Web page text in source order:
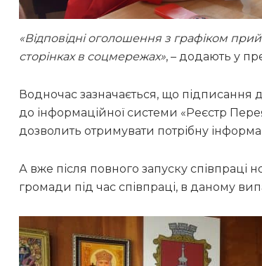
«Відповідні оголошення з графіком
сторінках в соцмережах», – додають у
Водночас зазначається, що
до інформаційної системи «Реєстр
дозволить отримувати потрібну
А вже після повного запуску співпраці
громади під час співпраці, в даному